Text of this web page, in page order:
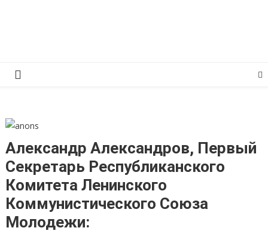
Александр Александров, Первый
Секретарь Республиканского
Комитета Ленинского
Коммунистического Союза
Молодежи: